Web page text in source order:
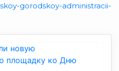
gorodskoy-administracii-